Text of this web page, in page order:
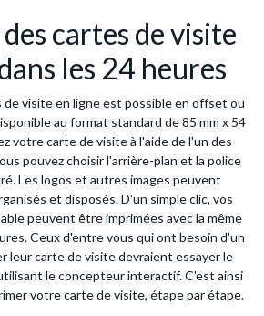
cartes de visite
les 24 heures
de visite en ligne est possible en offset ou
au format standard de 85 mm x 54
votre carte de visite à l'aide de l'un des
pouvez choisir l'arrière-plan et la police
Les logos et autres images peuvent
et disposés. D'un simple clic, vos
peuvent être imprimées avec la même
Ceux d'entre vous qui ont besoin d'un
leur carte de visite devraient essayer le
le concepteur interactif. C'est ainsi
votre carte de visite, étape par étape.